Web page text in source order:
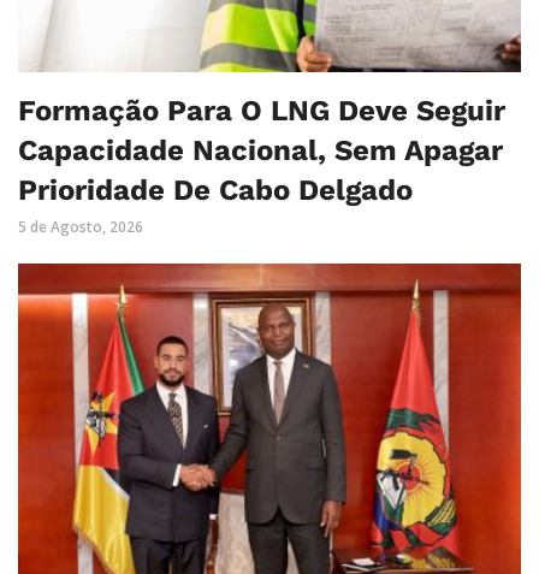
Formação Para O LNG Deve Seguir
Capacidade Nacional, Sem Apagar
Prioridade De Cabo Delgado
5 de Agosto, 2026